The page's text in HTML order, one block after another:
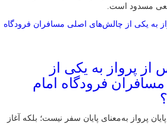
مسدود است.
پرواز به یکی از
فرودگاه امام
پرواز به‌معنای پایان سفر نیست؛ بلکه آغاز